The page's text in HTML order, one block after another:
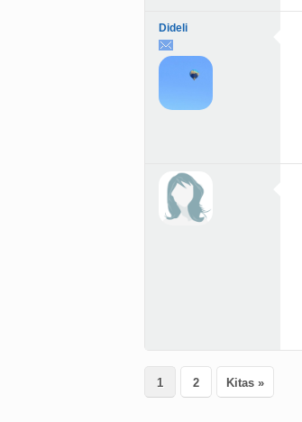
Dideli
1 2 Kitas »